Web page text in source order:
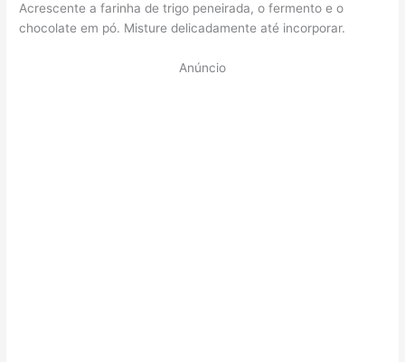
Acrescente a farinha de trigo peneirada, o fermento e o
chocolate em pó. Misture delicadamente até incorporar.
Anúncio